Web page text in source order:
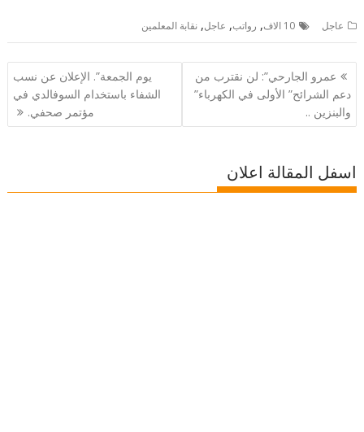
عاجل 10 الاف , رواتب, عاجل,نقابة المعلمين
تصفّح
المقالات
عمرو الجارحي”: لن نقترب من
دعم الشرائح” الأولى في الكهرباء”
والبنزين ..
يوم الجمعة”. الإعلان عن نسب
الشفاء باستخدام السوفالدي في
مؤتمر صحفي.
اسفل المقالة اعلان